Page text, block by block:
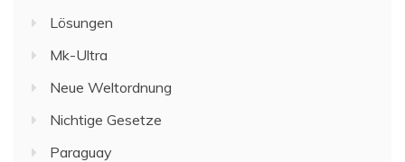
Lösungen
Mk-Ultra
Neue Weltordnung
Nichtige Gesetze
Paraguay